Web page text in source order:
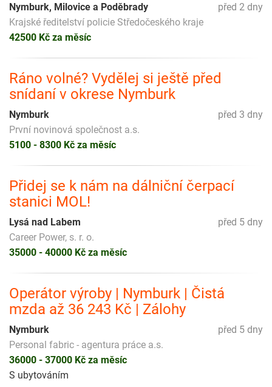
před 2 dny
Nymburk, Milovice a Poděbrady
Krajské ředitelství policie Středočeského kraje
42500 Kč za měsíc
Ráno volné? Vydělej si ještě před
snídaní v okrese Nymburk
před 3 dny
Nymburk
První novinová společnost a.s.
5100 - 8300 Kč za měsíc
Přidej se k nám na dálniční čerpací
stanici MOL!
před 5 dny
Lysá nad Labem
Career Power, s. r. o.
35000 - 40000 Kč za měsíc
Operátor výroby | Nymburk | Čistá
mzda až 36 243 Kč | Zálohy
před 5 dny
Nymburk
Personal fabric - agentura práce a.s.
36000 - 37000 Kč za měsíc
S ubytováním